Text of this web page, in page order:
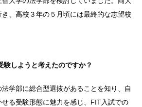
、高校３年の５月頃には最終的な志望校
験しようと考えたのですか？
学部に総合型選抜があることを知り、自
る受験形態に魅力を感じ、FIT入試での